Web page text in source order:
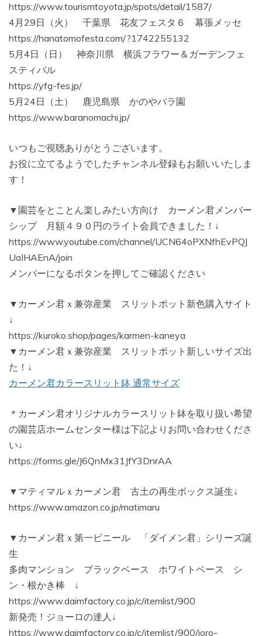
https://www.tourismtoyota.jp/spots/detail/1587/
4月29日（火） 千葉県 花友フェスタ６ 幕張メッセ
https://hanatomofesta.com/?1742255132
5月4日（日） 神奈川県 横浜フラワー＆ガーデンフェ
スティバル
https://yfg-fes.jp/
5月24日（土） 鹿児島県 かのやバラ園
https://www.baranomachi.jp/
いつもご視聴ありがとうございます。
お役に立てるようでしたチャンネル登録もお願いいたしま
す！
▼園芸をとことん楽しみたい方向け カーメン君メンバー
シップ 月額４９０円のライト会員できました！↓
https://www.youtube.com/channel/UCN64oPXNfhEvPQJ
UaIHAEnA/join
メンバーになるボタンを押してご確認ください
▼カーメン君ｘ兼弥産業 スリットポット新色購入サイト
↓
https://kuroko.shop/pages/karmen-kaneya
▼カーメン君ｘ兼弥産業 スリットポット新しいサイズ出
た！↓
カーメン君カラースリット鉢 通常サイズ
＊カーメン君オリジナルカラースリット鉢を取り扱い希望
の園芸店ホームセンター様は下記よりお問い合わせくださ
い↓
https://forms.gle/J6QnMx31JfY3DnrAA
▼マティマルｘカーメン君 古土の再生ボックス誕生↓
https://www.amazon.co.jp/matimaru
▼カーメン君ｘ第一ビニール 「ダイメン君」シリーズ誕
生
多肉マンション ブラックベース ホワイトベース シ
ン・根かき棒 ↓
https://www.daimfactory.co.jp/c/itemlist/900
新発売！ジョーロの達人↓
https://www.daimfactory.co.jp/c/itemlist/900/joro-